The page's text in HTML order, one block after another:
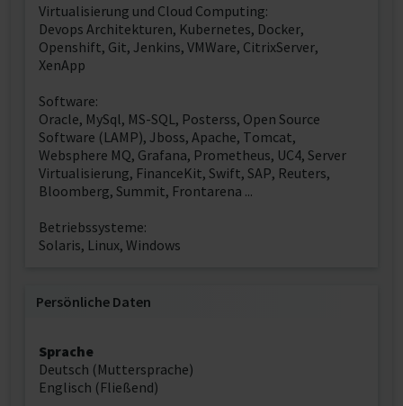
Virtualisierung und Cloud Computing:
Devops Architekturen, Kubernetes, Docker,
Openshift, Git, Jenkins, VMWare, CitrixServer,
XenApp
Software:
Oracle, MySql, MS-SQL, Posterss, Open Source
Software (LAMP), Jboss, Apache, Tomcat,
Websphere MQ, Grafana, Prometheus, UC4, Server
Virtualisierung, FinanceKit, Swift, SAP, Reuters,
Bloomberg, Summit, Frontarena ...
Betriebssysteme:
Solaris, Linux, Windows
Persönliche Daten
Sprache
Deutsch (Muttersprache)
Englisch (Fließend)